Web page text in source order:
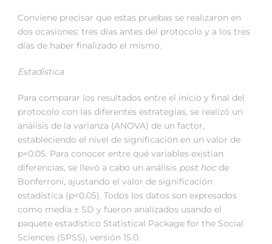
Conviene precisar que estas pruebas se realizaron en
dos ocasiones: tres días antes del protocolo y a los tres
días de haber finalizado el mismo.
Estadística
Para comparar los resultados entre el inicio y final del
protocolo con las diferentes estrategias, se realizó un
análisis de la varianza (ANOVA) de un factor,
estableciendo el nivel de significación en un valor de
p<0.05. Para conocer entre qué variables existían
diferencias, se llevó a cabo un análisis post hocde
Bonferroni, ajustando el valor de significación
estadística (p<0.05). Todos los datos son expresados
como media ± SD y fueron analizados usando el
paquete estadístico Statistical Package for the Social
Sciences (SPSS), versión 15.0.